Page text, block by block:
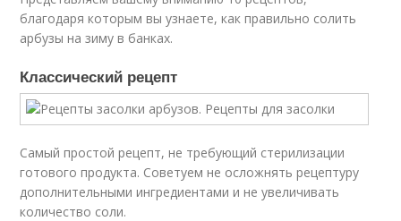
благодаря которым вы узнаете, как правильно солить
арбузы на зиму в банках.
Классический рецепт
Самый простой рецепт, не требующий стерилизации
готового продукта. Советуем не осложнять рецептуру
дополнительными ингредиентами и не увеличивать
количество соли.